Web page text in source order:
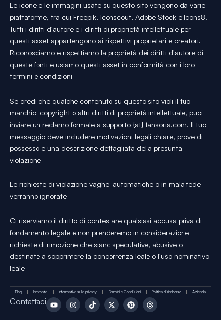
Le icone e le immagini usate su questo sito vengono da varie
piattaforme, tra cui Freepik, Iconscout, Adobe Stock e Icons8.
Tutti i diritti d'autore e i diritti di proprietà intellettuale per
questi asset appartengono ai rispettivi proprietari e creatori.
Riconosciamo e rispettiamo la proprietà dei diritti d'autore di
queste fonti e usiamo questi asset in conformità con i loro
termini e condizioni
Se credi che qualche contenuto su questo sito violi il tuo
marchio, copyright o altri diritti di proprietà intellettuale, puoi
inviare un reclamo formale a supporto {at} fansoria.com. Il tuo
messaggio deve includere motivazioni legali chiare, prove di
possesso e una descrizione dettagliata della presunta
violazione
Le richieste di violazione vaghe, automatiche o in mala fede
verranno ignorate
Ci riserviamo il diritto di contestare qualsiasi accusa priva di
fondamento legale e non prenderemo in considerazione
richieste di rimozione che siano speculative, abusive o
destinate a sopprimere la concorrenza leale o l'uso nominativo
leale
Blog Impronta Informativa sulla privacy Termini e Condizioni Politica di rimborso Azienda
Contattaci Y
o
I
n
T
i
X
-
P
i
T
h